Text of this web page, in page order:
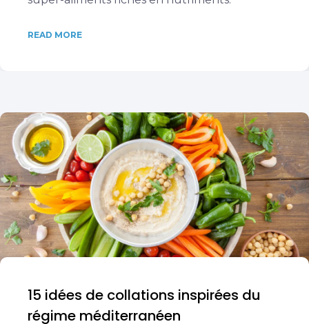
READ MORE
15 idées de collations inspirées du
régime méditerranéen